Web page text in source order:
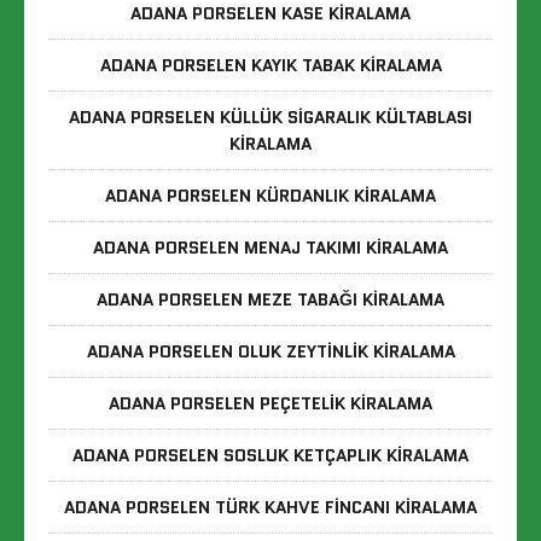
ADANA PORSELEN KASE KIRALAMA
ADANA PORSELEN KAYIK TABAK KIRALAMA
ADANA PORSELEN KÜLLÜK SIGARALIK KÜLTABLASI
KIRALAMA
ADANA PORSELEN KÜRDANLIK KIRALAMA
ADANA PORSELEN MENAJ TAKIMI KIRALAMA
ADANA PORSELEN MEZE TABAĞI KIRALAMA
ADANA PORSELEN OLUK ZEYTINLIK KIRALAMA
ADANA PORSELEN PEÇETELIK KIRALAMA
ADANA PORSELEN SOSLUK KETÇAPLIK KIRALAMA
ADANA PORSELEN TÜRK KAHVE FINCANI KIRALAMA